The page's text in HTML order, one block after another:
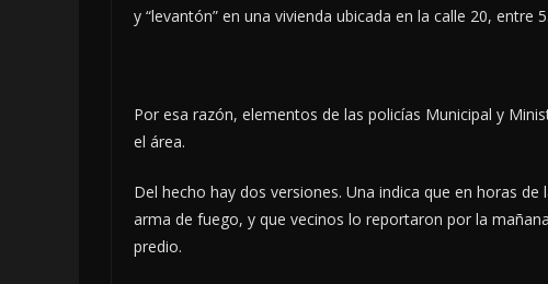
y “levantón” en una vivienda ubicada en la calle 20,
Por esa razón, elementos de las policías Municipal y
el área.
Del hecho hay dos versiones. Una indica que en horas
arma de fuego, y que vecinos lo reportaron por la
predio.